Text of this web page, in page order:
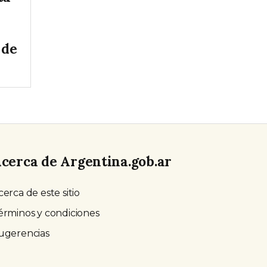
de Argentina.gob.ar
de este sitio
y condiciones